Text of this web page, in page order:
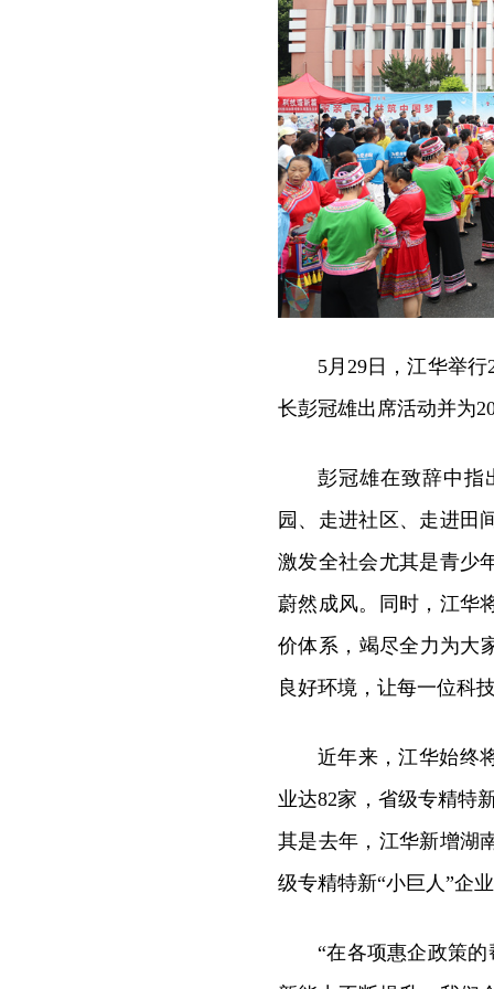
5月29日，江华举
长彭冠雄出席活动并为
彭冠雄在致辞中指
园、走进社区、走进田
激发全社会尤其是青少
蔚然成风。同时，江华
价体系，竭尽全力为大
良好环境，让每一位科
近年来，江华始终
业达82家，省级专精特
其是去年，江华新增湖
级专精特新“小巨人”企
“在各项惠企政策